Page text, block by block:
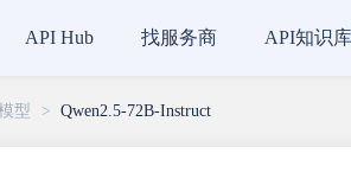
API Hub 找服务商 API知识库
型 > Qwen2.5-72B-Instruct